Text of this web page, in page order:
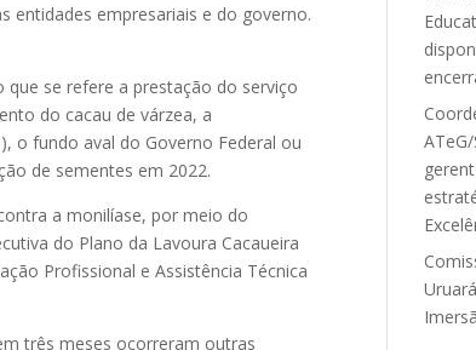
entidades empresariais e do governo.
se refere a prestação do serviço
do cacau de várzea, a
o fundo aval do Governo Federal ou
de sementes em 2022.
a monilíase, por meio do
do Plano da Lavoura Cacaueira
Profissional e Assistência Técnica
três meses ocorreram outras